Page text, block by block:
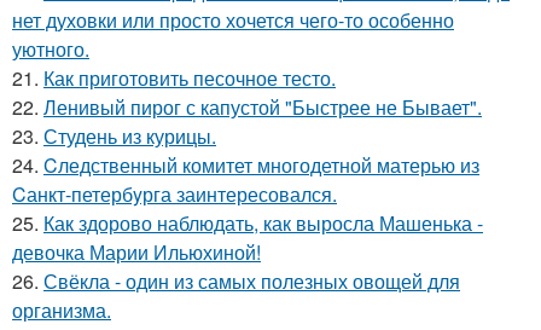
нет духовки или просто хочется чего-то особенно
уютного.
21. Как приготовить песочное тесто.
22. Ленивый пирог с капустой "Быстрее не Бывает".
23. Студень из курицы.
24. Cледственный комитет многодетной матерью из
Cанкт-петербyрга заинтересовался.
25. Как здорово наблюдать, как выросла Машенька -
девочка Марии Ильюхиной!
26. Свёкла - один из самых полезных овощей для
организма.